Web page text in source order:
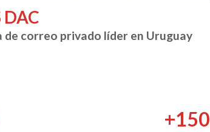
DAC
de correo privado líder en Uruguay
+150